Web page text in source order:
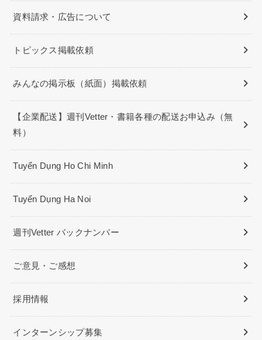
資料請求・広告について
トピックス掲載依頼
みんなの掲示板（紙面）掲載依頼
【企業配送】週刊Vetter・書籍各種の配送お申込み（無
料）
Tuyển Dụng Ho Chi Minh
Tuyển Dụng Ha Noi
週刊Vetter バックナンバー
ご意見・ご感想
採用情報
インターンシップ募集